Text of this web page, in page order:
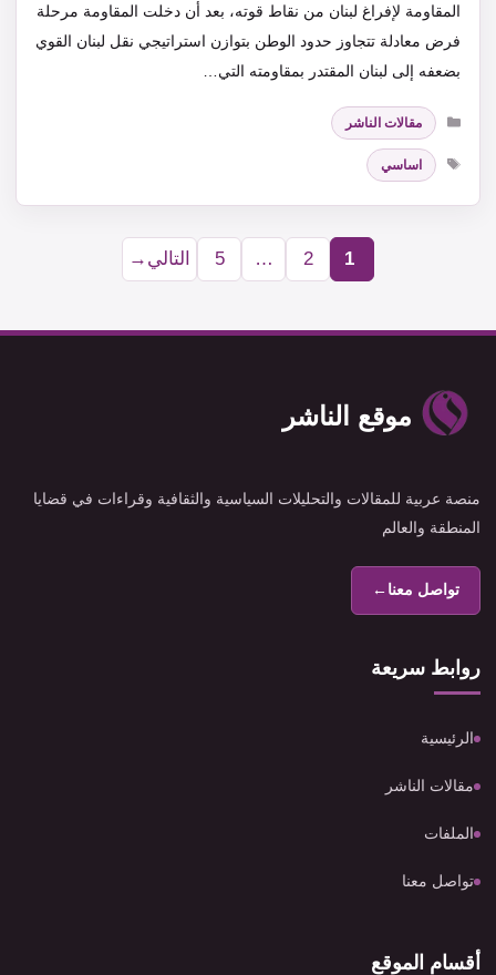
المقاومة لإفراغ لبنان من نقاط قوته، بعد أن دخلت المقاومة مرحلة
فرض معادلة تتجاوز حدود الوطن بتوازن استراتيجي نقل لبنان القوي
بضعفه إلى لبنان المقتدر بمقاومته التي…
التصنيفات
مقالات الناشر
الوسوم
اساسي
Page
1
Page
2
…
Page
5 التالي →
موقع الناشر
منصة عربية للمقالات والتحليلات السياسية والثقافية وقراءات في قضايا
المنطقة والعالم
تواصل معنا←
روابط سريعة
الرئيسية
مقالات الناشر
الملفات
تواصل معنا
أقسام الموقع